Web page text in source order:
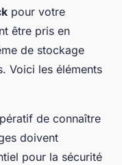
pour votre
être pris en
de stockage
Voici les éléments
de connaître
doivent
pour la sécurité